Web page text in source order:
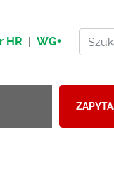
HR | WG+